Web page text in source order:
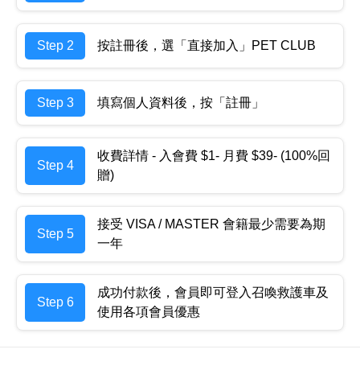
Step 2 按註冊後，選「直接加入」PET CLUB
Step 3 填寫個人資料後，按「註冊」
Step 4
收費詳情 - 入會費 $1- 月費 $39- (100%回
贈)
Step 5
接受 VISA / MASTER 會籍最少需要為期
一年
Step 6
成功付款後，會員即可登入召喚救護車及
使用各項會員優惠